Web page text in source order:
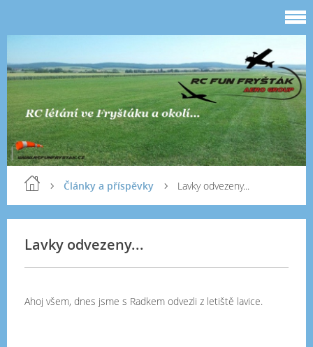
Články a příspěvky Lavky odvezeny...
Lavky odvezeny...
Ahoj všem, dnes jsme s Radkem odvezli z letiště lavice.